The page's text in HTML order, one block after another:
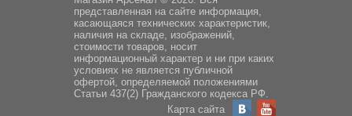
представленная на сайте информация,
касающаяся технических характеристик,
наличия на складе, изображений,
стоимости товаров, носит
информационный характер и ни при каких
условиях не является публичной
офертой, определяемой положениями
Статьи 437(2) Гражданского кодекса РФ.
Карта сайта